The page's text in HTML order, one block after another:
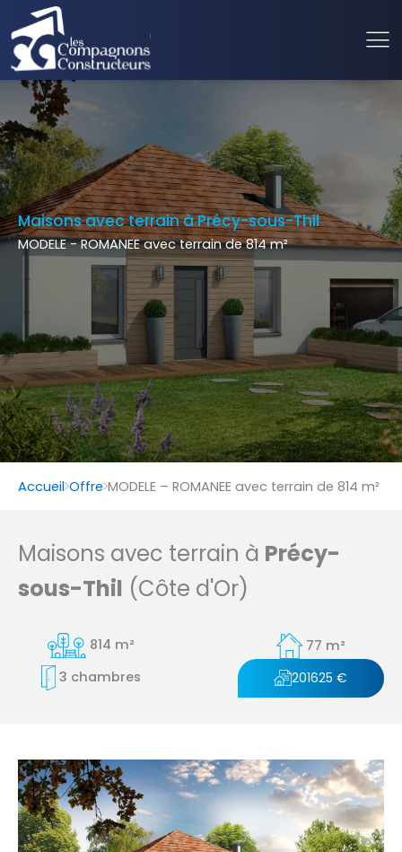
Maisons avec terrain à Précy-sous-Thil
MODELE - ROMANEE avec terrain de 814 m²
Accueil Offre MODELE – ROMANEE avec terrain de 814 m²
Maisons avec terrain à Précy-
sous-Thil (Côte d'Or)
814 m²
77 m²
3 chambres
201625 €